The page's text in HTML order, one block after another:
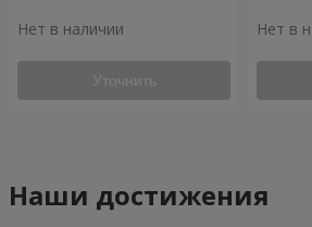
Нет в наличии
Уточнить
Нет в
Наши достижения